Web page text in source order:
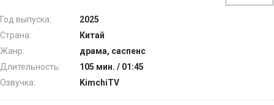
Год выпуска:
2025
Страна:
Китай
Жанр:
драма, саспенс
Длительность:
105 мин. / 01:45
Озвучка:
KimchiTV